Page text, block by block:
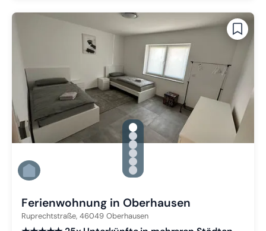
gallery.slide_selector
Zu Slide 1 wechseln
Zu Slide 2 wechseln
Zu Slide 3 wechseln
Zu Slide 4 wechseln
Zu Slide 5 wechseln
Zu Slide 6 wechseln
Ferienwohnung in Oberhausen
Ruprechtstraße, 46049 Oberhausen